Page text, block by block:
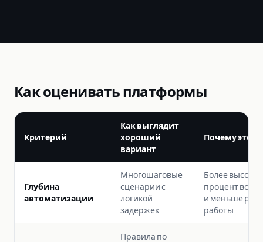
Как оценивать платформы
Критерий
Как выглядит
хороший
вариант
Почему это
Глубина
автоматизации
Многошаговые
сценарии с
логикой
задержек
Более высокий
процент
и меньше
работы
Правила по